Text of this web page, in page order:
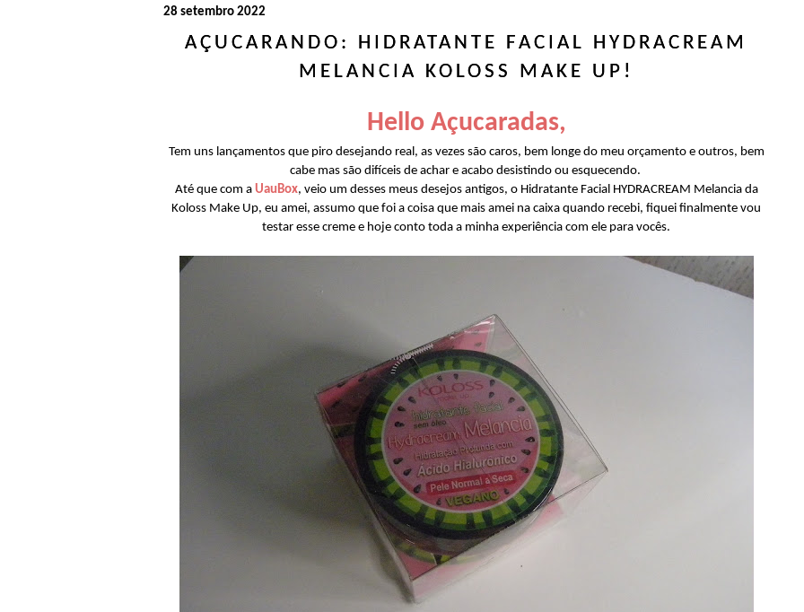
28 setembro 2022
AÇUCARANDO: HIDRATANTE FACIAL HYDRACREAM
MELANCIA KOLOSS MAKE UP!
Hello Açucaradas,
Tem uns lançamentos que piro desejando real, as vezes são caros, bem longe do meu orçamento e outros, bem
cabe mas são difíceis de achar e acabo desistindo ou esquecendo.
Até que com a UauBox, veio um desses meus desejos antigos, o Hidratante Facial HYDRACREAM Melancia da
Koloss Make Up, eu amei, assumo que foi a coisa que mais amei na caixa quando recebi, fiquei finalmente vou
testar esse creme e hoje conto toda a minha experiência com ele para vocês.